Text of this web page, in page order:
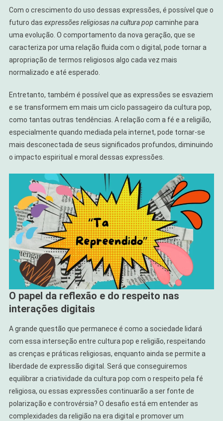
Com o crescimento do uso dessas expressões, é possível que o
futuro das expressões religiosas na cultura pop caminhe para
uma evolução. O comportamento da nova geração, que se
caracteriza por uma relação fluida com o digital, pode tornar a
apropriação de termos religiosos algo cada vez mais
normalizado e até esperado.
Entretanto, também é possível que as expressões se esvaziem
e se transformem em mais um ciclo passageiro da cultura pop,
como tantas outras tendências. A relação com a fé e a religião,
especialmente quando mediada pela internet, pode tornar-se
mais desconectada de seus significados profundos, diminuindo
o impacto espiritual e moral dessas expressões.
O papel da reflexão e do respeito nas
interações digitais
A grande questão que permanece é como a sociedade lidará
com essa interseção entre cultura pop e religião, respeitando
as crenças e práticas religiosas, enquanto ainda se permite a
liberdade de expressão digital. Será que conseguiremos
equilibrar a criatividade da cultura pop com o respeito pela fé
religiosa, ou essas expressões continuarão a ser fonte de
polarização e controvérsia? O desafio está em entender as
complexidades da religião na era digital e promover um